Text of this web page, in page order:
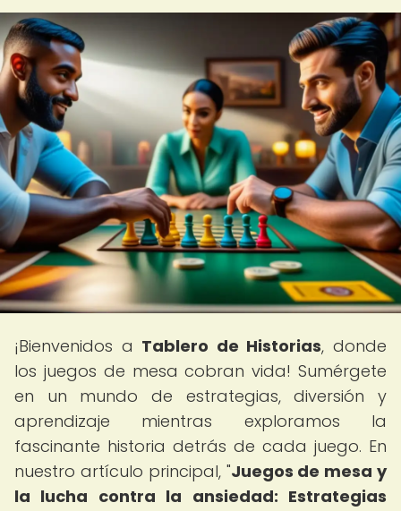
¡Bienvenidos a Tablero de Historias, donde
los juegos de mesa cobran vida! Sumérgete
en un mundo de estrategias, diversión y
aprendizaje mientras exploramos la
fascinante historia detrás de cada juego. En
nuestro artículo principal, "Juegos de mesa y
la lucha contra la ansiedad: Estrategias